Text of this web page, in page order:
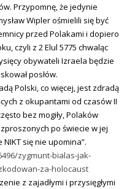
Przypomnę, że jedynie
Wipler ośmielili się być
przed Polakami i dopiero
czyli z 2 Elul 5775 chwaląc
obywateli Izraela będzie
posłów.
Polski, co więcej, jest zdradą
z okupantami od czasów II
bez mogiły, Polaków
po świecie w jej
się nie upomina”.
zygmunt-bialas-jak-
za-holocaust
z zajadłymi i przysięgłymi